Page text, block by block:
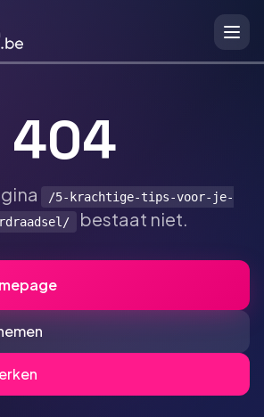
404
/5-krachtige-tips-voor-je-
bestaat niet.